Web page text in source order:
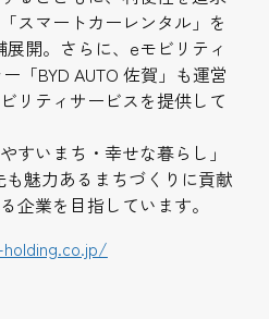
スマートカーレンタル」を
開。さらに、eモビリティ
「BYD AUTO 佐賀」も運営
リティサービスを提供して
すいまち・幸せな暮らし」
も魅力あるまちづくりに貢献
企業を目指しています。